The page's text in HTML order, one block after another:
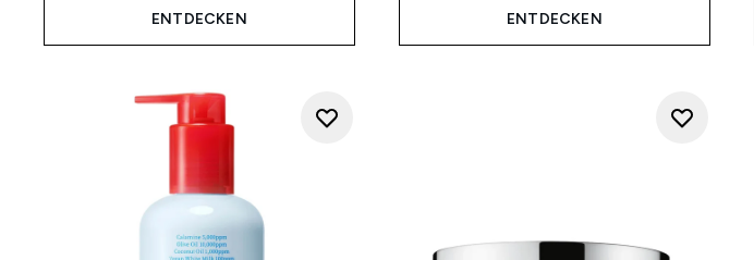
ENTDECKEN ENTDECKEN